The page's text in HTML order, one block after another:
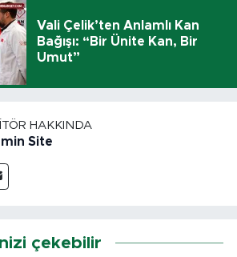
Vali Çelik’ten Anlamlı Kan
Bağışı: “Bir Ünite Kan, Bir
Umut”
HAKKINDA
Site
çekebilir